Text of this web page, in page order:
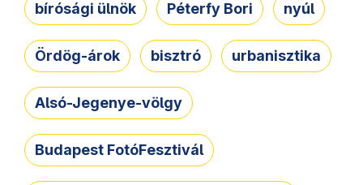
bírósági ülnök Péterfy Bori nyúl
Ördög-árok bisztró urbanisztika
Alsó-Jegenye-völgy
Budapest FotóFesztivál